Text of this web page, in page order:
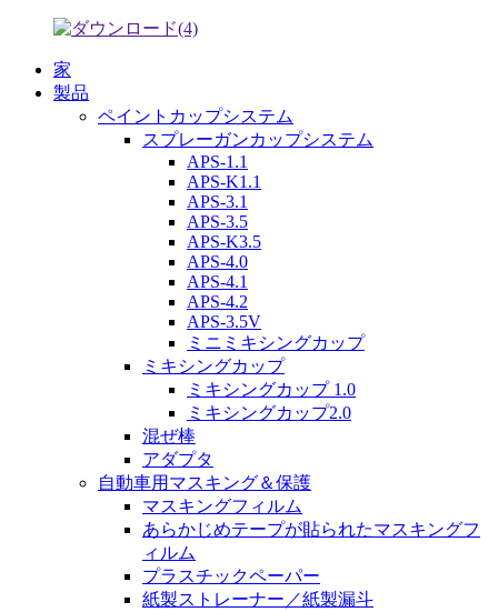
家
製品
ペイントカップシステム
スプレーガンカップシステム
APS-1.1
APS-K1.1
APS-3.1
APS-3.5
APS-K3.5
APS-4.0
APS-4.1
APS-4.2
APS-3.5V
ミニミキシングカップ
ミキシングカップ
ミキシングカップ 1.0
ミキシングカップ2.0
混ぜ棒
アダプタ
自動車用マスキング＆保護
マスキングフィルム
あらかじめテープが貼られたマスキングフ
ィルム
プラスチックペーパー
紙製ストレーナー／紙製漏斗